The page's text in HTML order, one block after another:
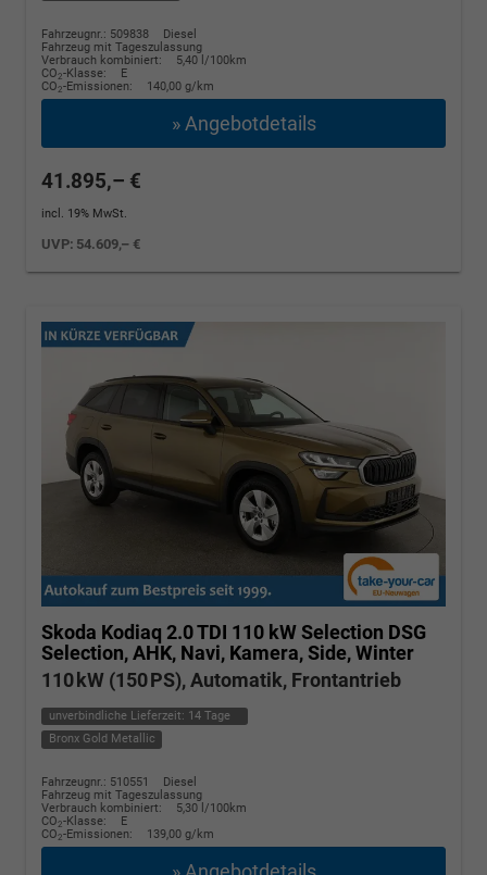
Fahrzeugnr.: 509838
Diesel
Fahrzeug mit Tageszulassung
Verbrauch kombiniert:
5,40 l/100km
CO2-Klasse:
E
CO2-Emissionen: 140,00 g/km
» Angebotdetails
41.895,– €
incl. 19% MwSt.
UVP: 54.609,– €
Skoda Kodiaq 2.0 TDI 110 kW Selection DSG
Selection, AHK, Navi, Kamera, Side, Winter
110 kW (150 PS), Automatik, Frontantrieb
unverbindliche Lieferzeit: 14 Tage
Bronx Gold Metallic
Fahrzeugnr.: 510551
Diesel
Fahrzeug mit Tageszulassung
Verbrauch kombiniert:
5,30 l/100km
CO2-Klasse:
E
CO2-Emissionen: 139,00 g/km